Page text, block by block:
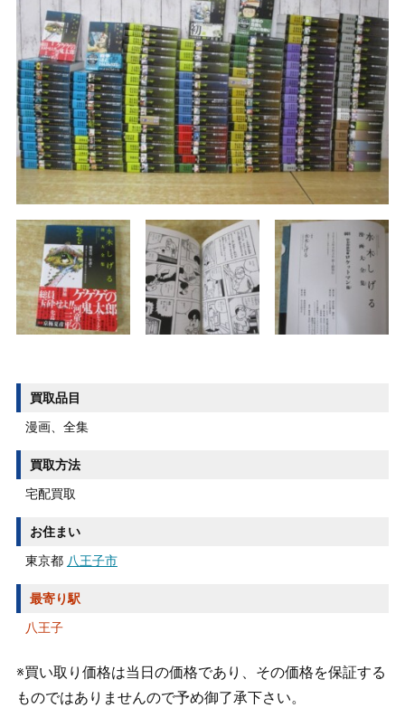
買取品目
漫画、全集
買取方法
宅配買取
お住まい
東京都 八王子市
最寄り駅
八王子
※買い取り価格は当日の価格であり、その価格を保証する
ものではありませんので予め御了承下さい。